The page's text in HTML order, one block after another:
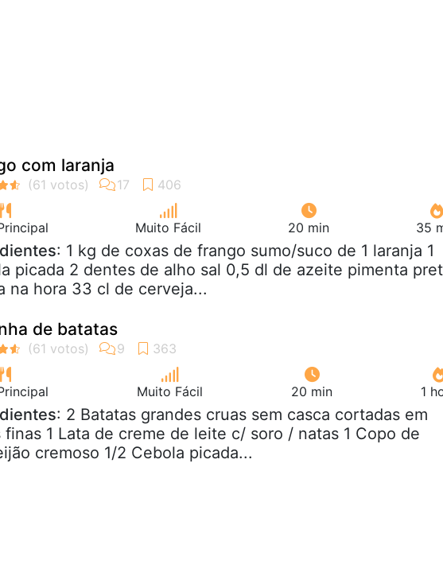
com laranja
Muito Fácil 20 min 35
: 1 kg de coxas de frango sumo/suco de 1 laranja 1
picada 2 dentes de alho sal 0,5 dl de azeite pimenta
na hora 33 cl de cerveja...
de batatas
Muito Fácil 20 min 1
: 2 Batatas grandes cruas sem casca cortadas em
finas 1 Lata de creme de leite c/ soro / natas 1 Copo de
cremoso 1/2 Cebola picada...